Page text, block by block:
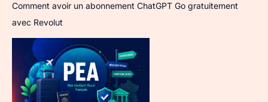
Comment avoir un abonnement ChatGPT Go gratuitement
avec Revolut